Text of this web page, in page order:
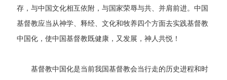
存，与中国文化相互依附，与国家荣辱与共、并肩前进。中国
基督教应当从神学、释经、文化和牧养四个方面去实践基督教
中国化，使中国基督教既健康，又发展，神人共悦！
基督教中国化是当前我国基督教会当行走的历史进程和时